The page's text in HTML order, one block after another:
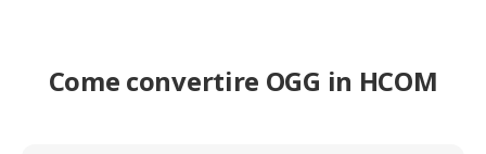
Come convertire OGG in HCOM